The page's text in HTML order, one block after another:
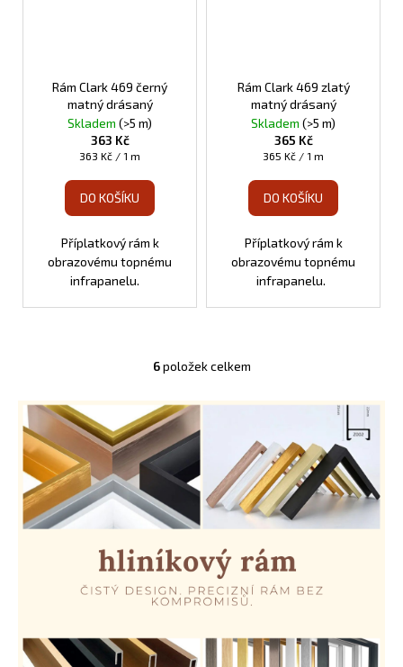
Rám Clark 469 černý
matný drásaný
Skladem (>5 m)
363 Kč
Měrná
363 Kč / 1 m
DO KOŠÍKU
Příplatkový rám k
obrazovému topnému
infrapanelu.
Rám Clark 469 zlatý
matný drásaný
Skladem (>5 m)
365 Kč
Měrná
365 Kč / 1 m
DO KOŠÍKU
Příplatkový rám k
obrazovému topnému
infrapanelu.
O
á
a
c
p
r
v
k
y
6položek celkem